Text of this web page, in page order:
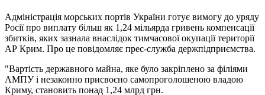
Адміністрація морських портів України готує вимогу до уряду
Росії про виплату більш як 1,24 мільярда гривень компенсації
збитків, яких зазнала внаслідок тимчасової окупації території
АР Крим. Про це повідомляє прес-служба держпідприємства.
"Вартість державного майна, яке було закріплено за філіями
АМПУ і незаконно присвоєно самопроголошеною владою
Криму, становить понад 1,24 млрд грн.